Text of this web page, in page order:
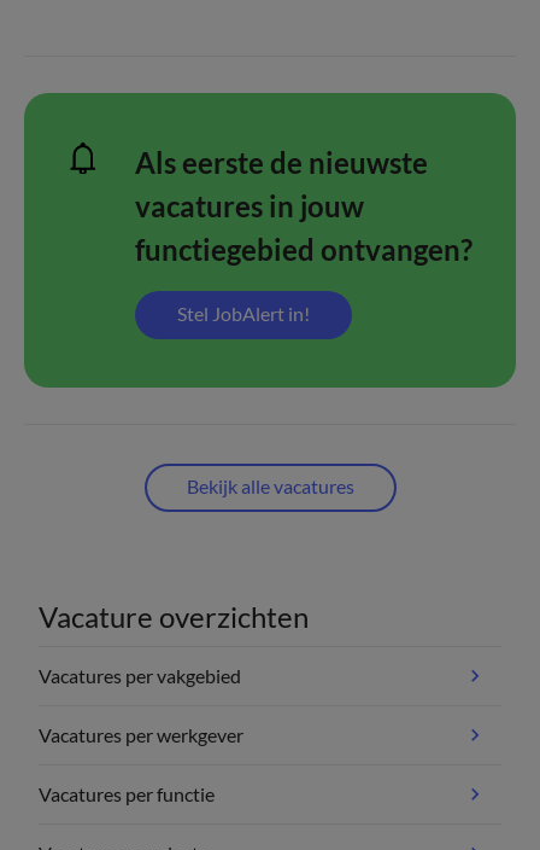
Als eerste de nieuwste
vacatures in jouw
functiegebied ontvangen?
Stel JobAlert in!
Bekijk alle vacatures
Vacature overzichten
Vacatures per vakgebied
Vacatures per werkgever
Vacatures per functie